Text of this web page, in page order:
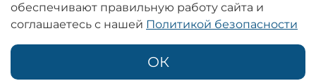
письменного разрешения запрещено
Информация на сайте носит информационный характер и не является
Гражданского кодекса Российской Федерации.
Политика конфиденциальности
обеспечивают правильную работу сайта и
соглашаетесь с нашей Политикой безопасности
ОК